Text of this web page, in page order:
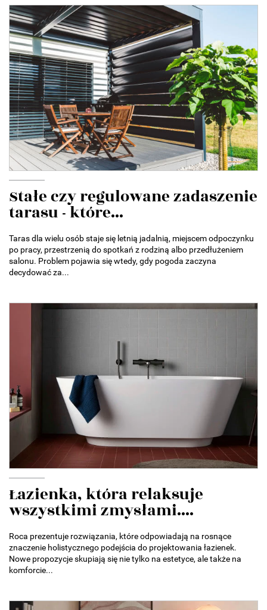
Stałe czy regulowane zadaszenie
tarasu - które...
Taras dla wielu osób staje się letnią jadalnią, miejscem odpoczynku
po pracy, przestrzenią do spotkań z rodziną albo przedłużeniem
salonu. Problem pojawia się wtedy, gdy pogoda zaczyna
decydować za...
Łazienka, która relaksuje
wszystkimi zmysłami....
Roca prezentuje rozwiązania, które odpowiadają na rosnące
znaczenie holistycznego podejścia do projektowania łazienek.
Nowe propozycje skupiają się nie tylko na estetyce, ale także na
komforcie...